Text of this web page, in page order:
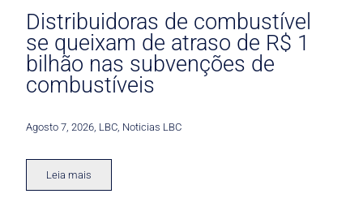
Distribuidoras de combustível
se queixam de atraso de R$ 1
bilhão nas subvenções de
combustíveis
Agosto 7, 2026 LBC Noticias LBC
Leia mais